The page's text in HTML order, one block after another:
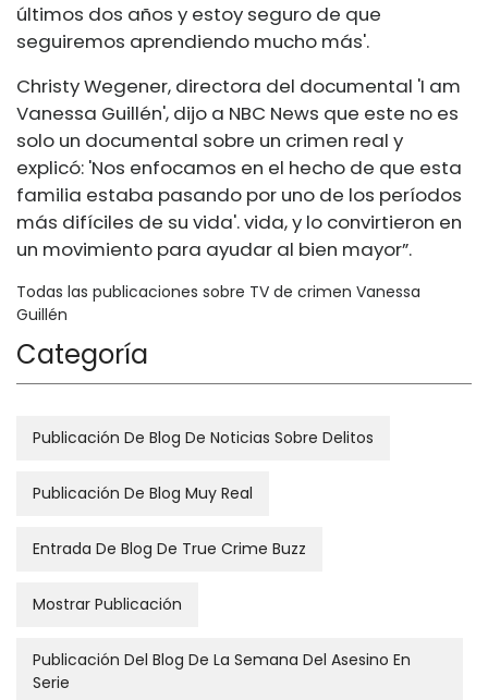
últimos dos años y estoy seguro de que
seguiremos aprendiendo mucho más'.
Christy Wegener, directora del documental 'I am
Vanessa Guillén', dijo a NBC News que este no es
solo un documental sobre un crimen real y
explicó: 'Nos enfocamos en el hecho de que esta
familia estaba pasando por uno de los períodos
más difíciles de su vida'. vida, y lo convirtieron en
un movimiento para ayudar al bien mayor”.
Todas las publicaciones sobre TV de crimen Vanessa
Guillén
Categoría
Publicación De Blog De Noticias Sobre Delitos
Publicación De Blog Muy Real
Entrada De Blog De True Crime Buzz
Mostrar Publicación
Publicación Del Blog De La Semana Del Asesino En
Serie